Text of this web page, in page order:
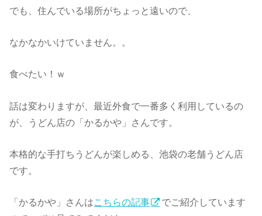
でも、住んでいる場所がちょっと遠いので、
なかなかいけていません。。
食べたい！ｗ
話は変わりますが、最近外食で一番多く利用しているの
が、うどん店の「かるかや」さんです。
本格的な手打ちうどんが楽しめる、池袋の老舗うどん店
です。
「かるかや」さんはこちらの記事
でご紹介しています